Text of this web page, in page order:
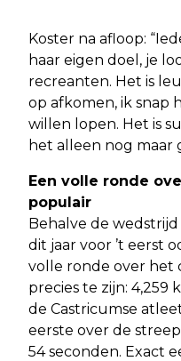
Koster na afloop:
haar eigen doel, je
recreanten. Het is
op afkomen, ik snap
willen lopen. Het is
het alleen nog maar
Een volle ronde
populair
Behalve de
dit jaar voor ’t eerst
volle ronde over het
precies te zijn: 4,259
de Castricumse
eerste over de
54 seconden. Exact